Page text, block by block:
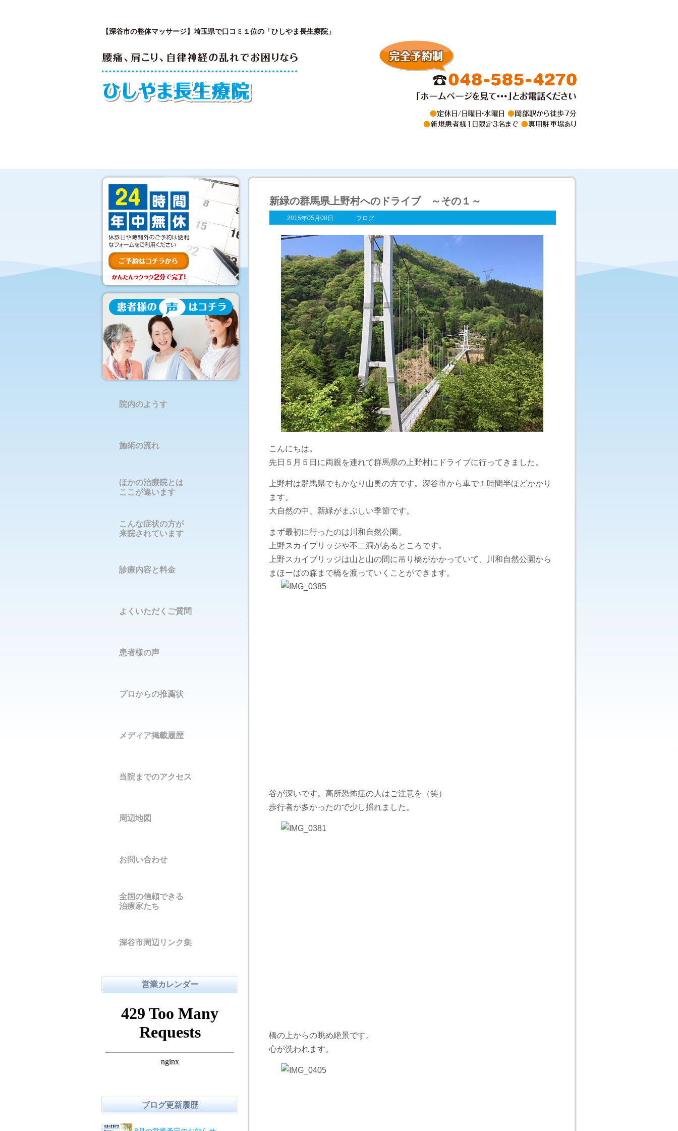
【深谷市の整体マッサージ】埼玉県で口コミ１位の「ひしやま長生療院」
新緑の群馬県上野村へのドライブ ～その１～
2015年05月08日 ブログ
こんにちは。
先日５月５日に両親を連れて群馬県の上野村にドライブに行ってきました。
上野村は群馬県でもかなり山奥の方です。深谷市から車で１時間半ほどかかり
ます。
大自然の中、新緑がまぶしい季節です。
まず最初に行ったのは川和自然公園。
上野スカイブリッジや不二洞があるところです。
上野スカイブリッジは山と山の間に吊り橋がかかっていて、川和自然公園から
まほーばの森まで橋を渡っていくことができます。
谷が深いです。高所恐怖症の人はご注意を（笑）
歩行者が多かったので少し揺れました。
橋の上からの眺め絶景です。
心が洗われます。
院内のようす
施術の流れ
ほかの治療院とは
ここが違います
こんな症状の方が
来院されています
診療内容と料金
よくいただくご質問
患者様の声
プロからの推薦状
メディア掲載履歴
当院までのアクセス
周辺地図
お問い合わせ
全国の信頼できる
治療家たち
深谷市周辺リンク集
営業カレンダー
ブログ更新履歴